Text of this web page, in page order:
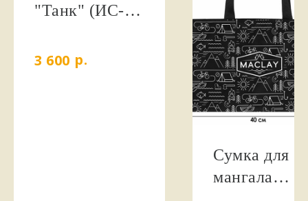
"Танк" (ИС-2,
упак.
3 600 р.
Сумка для
мангала